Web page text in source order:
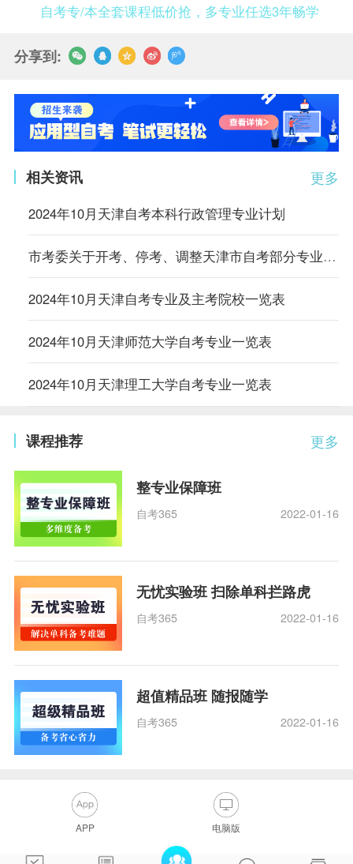
自考专/本全套课程低价抢，多专业任选3年畅学
分享到:
更多
相关资讯
2024年10月天津自考本科行政管理专业计划
市考委关于开考、停考、调整天津市自考部分专业的通知
2024年10月天津自考专业及主考院校一览表
2024年10月天津师范大学自考专业一览表
2024年10月天津理工大学自考专业一览表
更多
课程推荐
整专业保障班
自考365 2022-01-16
无忧实验班 扫除单科拦路虎
自考365 2022-01-16
超值精品班 随报随学
自考365 2022-01-16
APP 电脑版